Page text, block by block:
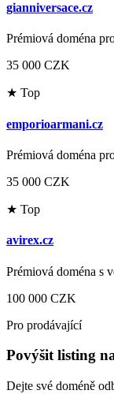
gianniversace.cz
Prémiová doména
35 000 CZK
★ Top
emporioarmani.cz
Prémiová doména
35 000 CZK
★ Top
avirex.cz
Prémiová doména s
100 000 CZK
Pro prodávající
Povýšit listing
Dejte své doméně